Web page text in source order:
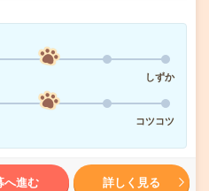
しずか
コツコツ
へ進む 詳しく見る